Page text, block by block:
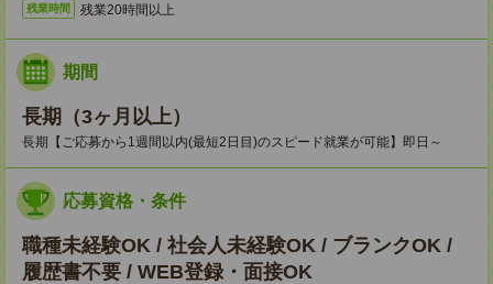
残業時間 残業20時間以上
期間
長期（3ヶ月以上）
長期【ご応募から1週間以内(最短2日目)のスピード就業が可能】即日～
応募資格・条件
職種未経験OK / 社会人未経験OK / ブランクOK /
履歴書不要 / WEB登録・面接OK